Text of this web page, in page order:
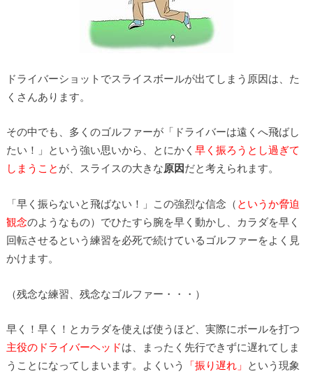
ドライバーショットでスライスボールが出てしまう原因は、た
くさんあります。
その中でも、多くのゴルファーが「ドライバーは遠くへ飛ばし
たい！」という強い思いから、とにかく 早く振ろうとし過ぎて
しまうこと が、スライスの大きな原因だと考えられます。
「早く振らないと飛ばない！」この強烈な信念（ というか脅迫
観念のようなもの）でひたすら腕を早く動かし、カラダを早く
回転させるという練習を必死で続けているゴルファーをよく見
かけます。
（残念な練習、残念なゴルファー・・・）
早く！早く！とカラダを使えば使うほど、実際にボールを打つ
主役のドライバーヘッドは、まったく先行できずに遅れてしま
うことになってしまいます。よくいう
「振り遅れ」
という現象